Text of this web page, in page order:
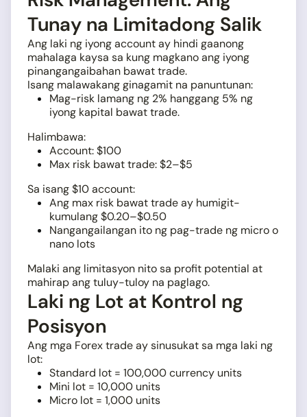
Tunay na Limitadong Salik
Ang laki ng iyong account ay hindi gaanong
mahalaga kaysa sa kung magkano ang iyong
pinangangaibahan bawat trade.
Isang malawakang ginagamit na panuntunan:
Mag-risk lamang ng 2% hanggang 5% ng
iyong kapital bawat trade.
Halimbawa:
Account: $100
Max risk bawat trade: $2–$5
Sa isang $10 account:
Ang max risk bawat trade ay humigit-
kumulang $0.20–$0.50
Nangangailangan ito ng pag-trade ng micro o
nano lots
Malaki ang limitasyon nito sa profit potential at
mahirap ang tuluy-tuloy na paglago.
Laki ng Lot at Kontrol ng
Posisyon
Ang mga Forex trade ay sinusukat sa mga laki ng
lot:
Standard lot = 100,000 currency units
Mini lot = 10,000 units
Micro lot = 1,000 units